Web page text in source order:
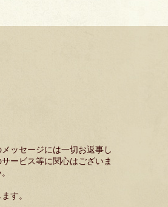
ッセージには一切お返事し
ービス等に関心はございま
す。